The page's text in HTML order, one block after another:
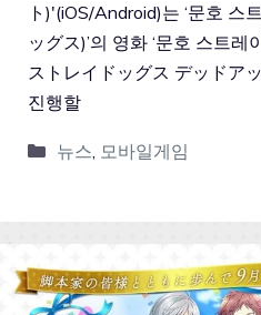
ト)'(iOS/Android)는 ‘문호 스
ッグス)’의 영화 ‘문호 스트
ストレイドッグス デッドア
진행할
뉴스, 모바일게임